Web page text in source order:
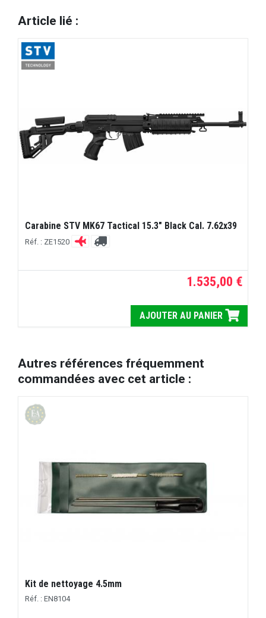
Article lié :
Carabine STV MK67 Tactical 15.3" Black Cal. 7.62x39
Réf. : ZE1520
1.535,00 €
AJOUTER AU PANIER
Autres références fréquemment
commandées avec cet article :
Kit de nettoyage 4.5mm
Réf. : EN8104